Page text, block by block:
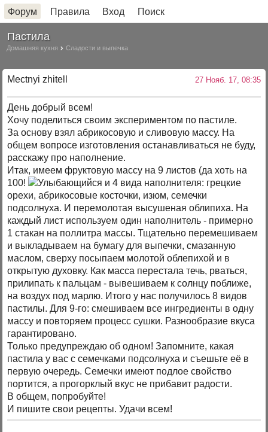
Форум Правила Вход Поиск
Пастила
Домашняя кухня Сладости и выпечка
Mectnyi zhitell 27 Нояб. 17, 08:35
День добрый всем!
Хочу поделиться своим экспериментом по пастиле.
За основу взял абрикосовую и сливовую массу. На
общем вопросе изготовления останавливаться не буду,
расскажу про наполнение.
Итак, имеем фруктовую массу на 9 листов (да хоть на
100!
и 4 вида наполнителя: грецкие
орехи, абрикосовые косточки, изюм, семечки
подсолнуха. И перемолотая высушеная облипиха. На
каждый лист используем один наполнитель - примерно
1 стакан на поллитра массы. Тщательно перемешиваем
и выкладываем на бумагу для выпечки, смазанную
маслом, сверху посыпаем молотой облепихой и в
открытую духовку. Как масса перестала течь, рваться,
прилипать к пальцам - вывешиваем к солнцу поближе,
на воздух под марлю. Итого у нас получилось 8 видов
пастилы. Для 9-го: смешиваем все ингредиенты в одну
массу и повторяем процесс сушки. Разнообразие вкуса
гарантировано.
Только предупреждаю об одном! Запомните, какая
пастила у вас с семечками подсолнуха и съешьте её в
первую очередь. Семечки имеют подлое свойство
портится, а прогорклый вкус не прибавит радости.
В общем, попробуйте!
И пишите свои рецепты. Удачи всем!